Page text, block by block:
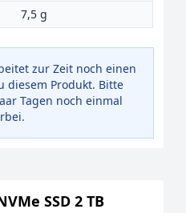
7,5 g
zur Zeit noch einen
diesem Produkt. Bitte
Tagen noch einmal
SSD 2 TB